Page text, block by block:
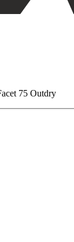
75 Outdry